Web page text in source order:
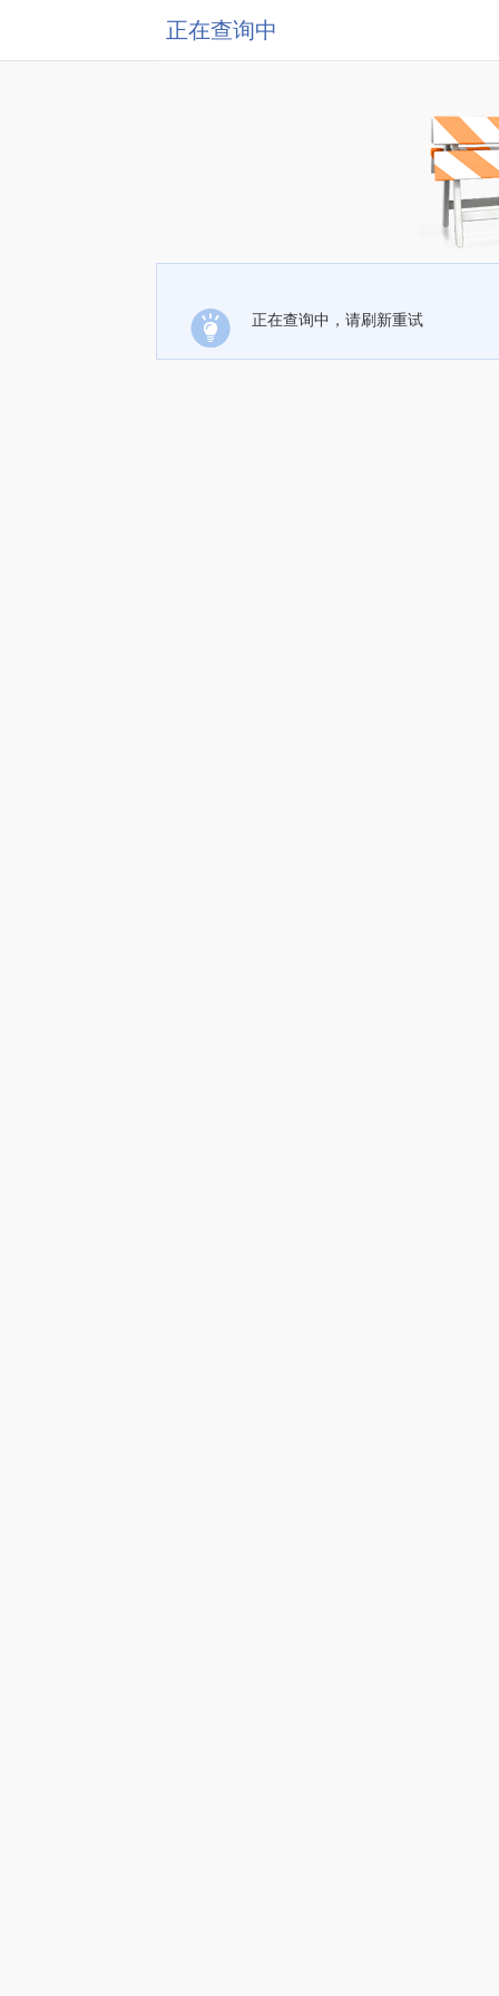
正在查询中
正在查询中，请刷新重试